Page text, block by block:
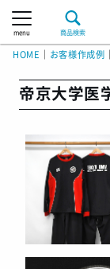
menu 商品検索
HOME お客様作成例
帝京大学医